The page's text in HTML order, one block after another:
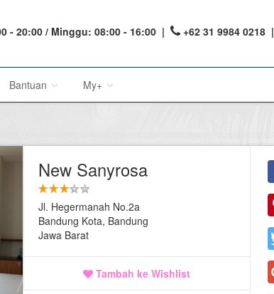
- 20:00 / Minggu: 08:00 - 16:00 | +62 31 9984 0218 |
Bantuan
About Us
Metode Pembayaran
Terms of Service
Privacy Policy
Karir@1001malam
My+
My Account
My Reservations
Affiliate Reward
New Sanyrosa
Jl. Hegermanah No.2a
Bandung Kota, Bandung
Jawa Barat
Tambah ke Wishlist